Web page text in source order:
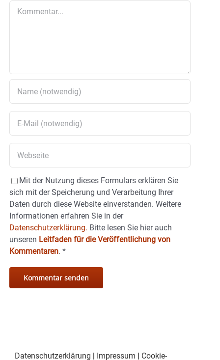
Mit der Nutzung dieses Formulars erklären Sie
sich mit der Speicherung und Verarbeitung Ihrer
Daten durch diese Website einverstanden. Weitere
Informationen erfahren Sie in der
Datenschutzerklärung. Bitte lesen Sie hier auch
unseren Leitfaden für die Veröffentlichung von
Kommentaren. *
Datenschutzerklärung | Impressum | Cookie-